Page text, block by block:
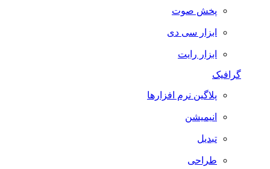
پخش صوت
ابزار سی دی
ابزار رایت
گرافیک
پلاگین نرم افزارها
انیمیشن
تبدیل
طراحی